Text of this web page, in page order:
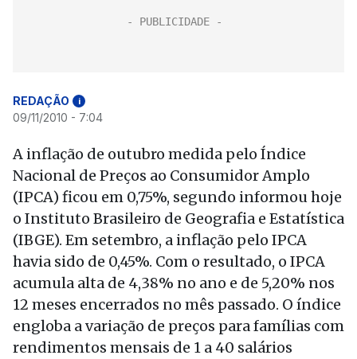
REDAÇÃO i
09/11/2010 - 7:04
A inflação de outubro medida pelo Índice
Nacional de Preços ao Consumidor Amplo
(IPCA) ficou em 0,75%, segundo informou hoje
o Instituto Brasileiro de Geografia e Estatística
(IBGE). Em setembro, a inflação pelo IPCA
havia sido de 0,45%. Com o resultado, o IPCA
acumula alta de 4,38% no ano e de 5,20% nos
12 meses encerrados no mês passado. O índice
engloba a variação de preços para famílias com
rendimentos mensais de 1 a 40 salários